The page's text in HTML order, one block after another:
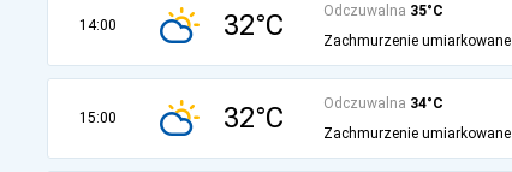
14:00 32°C Odczuwalna 35°C
Zachmurzenie umiarkowane
15:00 32°C Odczuwalna 34°C
Zachmurzenie umiarkowane